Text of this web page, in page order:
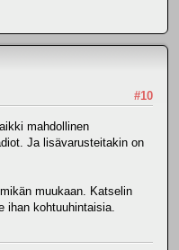
#10
mahdollinen
Ja lisävarusteitakin on
muukaan. Katselin
ihan kohtuuhintaisia.